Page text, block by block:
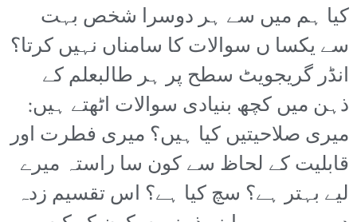
کیا ہم میں سے ہر دوسرا شخص بہت
سے یکسا ں سوالات کا سامناں نہیں کرتا؟
انڈر گریجویٹ سطح پر ہر طالبعلم کے
ذہن میں کچھ بنیادی سوالات اٹھتے ہیں:
میری صلاحیتیں کیا ہیں؟ میری فطرت اور
قابلیت کے لحاظ سے کون سا راستہ میرے
لیے بہتر ہے؟ سچ کیا ہے؟ اس تقسیم زدہ